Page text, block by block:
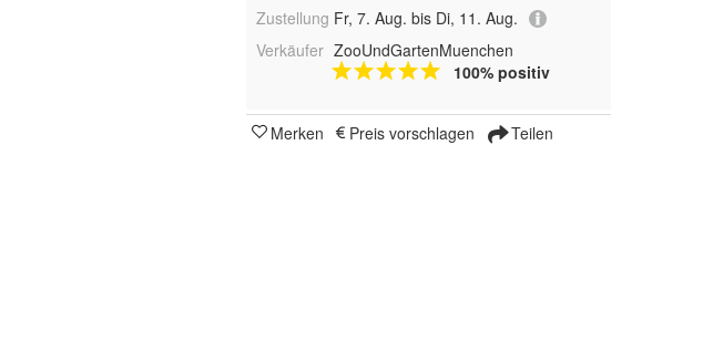
Zustellung Fr, 7. Aug. bis Di, 11. Aug.
Verkäufer ZooUndGartenMuenchen
100% positiv
Merken Preis vorschlagen Teilen